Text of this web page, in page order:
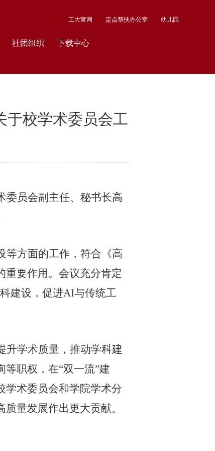
工大官网 定点帮扶办公室 幼儿园
社团组织 下载中心
于校学术委员会工
委员会副主任、秘书长高
等方面的工作，符合《高
重要作用。会议充分肯定
建设，促进AI与传统工
升学术质量，推动学科建
职权，在“双一流”建
学术委员会和学院学术分
量发展作出更大贡献。